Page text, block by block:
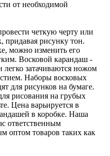
от необходимой
четкую черту или
придавая рисунку тон.
можно изменить его
Восковой карандаш -
затачиваются ножом
Наборы восковых
для рисунков на бумаге.
рисования на грубых
Цена варьируется в
в коробке. Наша
ответственным
оптом товаров таких как